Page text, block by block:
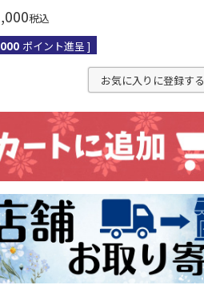
税込
ポイント進呈 ]
お気に入りに登録する